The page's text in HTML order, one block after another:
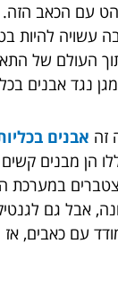
עם הכאב הזה.
עשויה להיות
העולם של
נגד אבנים
זה אבנים
הן מבנים
במערכת
אבל גם
עם כאבים,